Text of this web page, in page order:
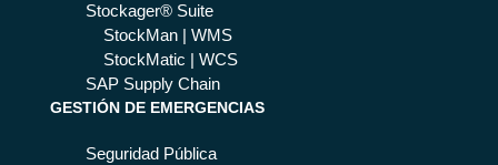
Stockager® Suite
StockMan | WMS
StockMatic | WCS
SAP Supply Chain
GESTIÓN DE EMERGENCIAS
Seguridad Pública